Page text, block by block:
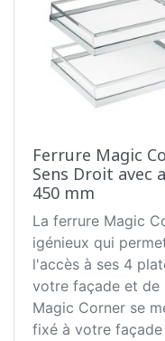
Ferrure Magic
Sens Droit avec
450 mm
La ferrure Magic
igénieux qui
l'accès à ses 4
votre façade et de
Magic Corner se
fixé à votre